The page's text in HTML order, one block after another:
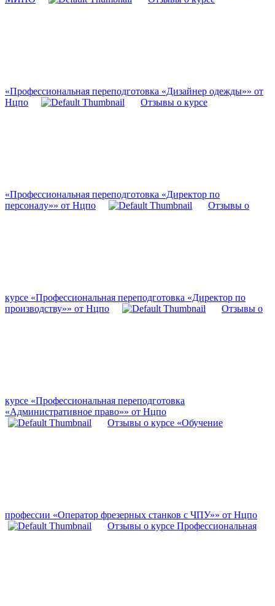
«Профессиональная переподготовка «Дизайнер одежды»» от
Нцпо
Отзывы о курсе
«Профессиональная переподготовка «Директор по
персоналу»» от Нцпо
Отзывы о
курсе «Профессиональная переподготовка «Директор по
производству»» от Нцпо
Отзывы о
курсе «Профессиональная переподготовка
«Административное право»» от Нцпо
Отзывы о курсе «Обучение
профессии «Оператор фрезерных станков с ЧПУ»» от Нцпо
Отзывы о курсе Профессиональная